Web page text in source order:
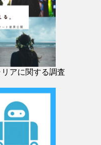
リアに関する調査